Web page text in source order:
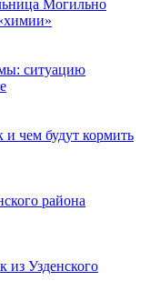
Могильно
ситуацию
и чем будут кормить
района
из Узденского